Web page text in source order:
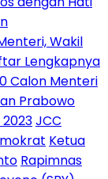
Wakil
Lengkapnya
Calon Menteri
Prabowo
JCC
Ketua
Rapimnas